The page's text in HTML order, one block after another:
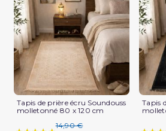
Tapis de prière écru Soundouss
molletonné 80 x 120 cm
14,90 €
Tapis